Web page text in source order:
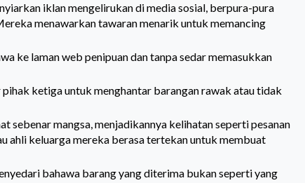
iklan mengelirukan di media sosial, berpura-pura
menawarkan tawaran menarik untuk memancing
ke laman web penipuan dan tanpa sedar memasukkan
ketiga untuk menghantar barangan rawak atau tidak
sebenar mangsa, menjadikannya kelihatan seperti pesanan
ahli keluarga mereka berasa tertekan untuk membuat
bahawa barang yang diterima bukan seperti yang